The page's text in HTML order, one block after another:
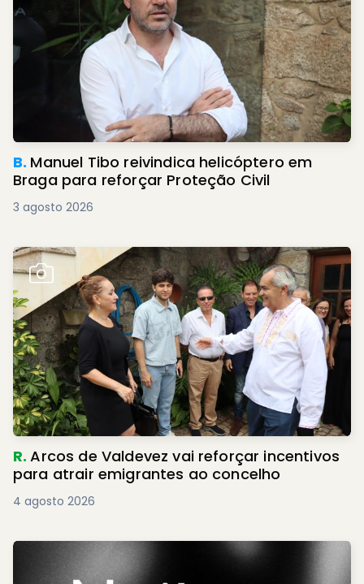
B. Manuel Tibo reivindica helicóptero em
Braga para reforçar Proteção Civil
3 agosto 2026
R.Arcos de Valdevez vai reforçar incentivos
para atrair emigrantes ao concelho
4 agosto 2026